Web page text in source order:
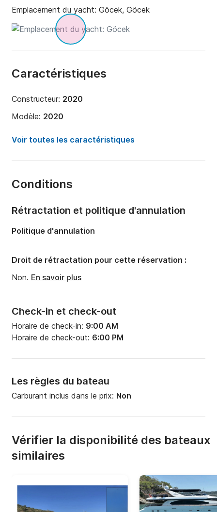
Emplacement du yacht: Göcek, Göcek
Caractéristiques
Constructeur: 2020
Modèle: 2020
Année:
2023 (Rénové en 2023)
Nombre de cabines:
Nombre de couchages:
Voir toutes les caractéristiques
Conditions
Check-in et check-out
Horaire de check-in: 9:00 AM
Horaire de check-out: 6:00 PM
Les règles du bateau
Carburant inclus dans le prix: Non
Rétractation et politique d'annulation
Politique d'annulation
Droit de rétractation pour cette réservation :
Non. En savoir plus
Vérifier la disponibilité des bateaux
similaires